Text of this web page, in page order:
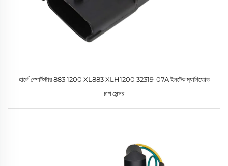
হার্লে স্পোর্টস্টার 883 1200 XL883 XLH1200 32319-07A ইনটেক ম্যানিফোল্ড
চাপ সেন্সর